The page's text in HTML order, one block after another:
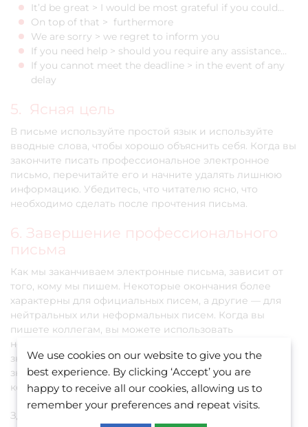
It’d be great > I would be most grateful if you could…
On top of that > furthermore
We are sorry > we regret to inform you
If you need help > should you require any assistance…
If you cannot meet the deadline > in the event of any
delay
5. Ясная цель
В письме используйте простой язык и используйте
вводные слова, чтобы хорошо объяснить себя. Когда вы
закончите писать профессиональное электронное
письмо, перечитайте его и начните удалять лишнюю
информацию. Убедитесь, что читателю ясно, что
необходимо сделать после прочтения письма.
6. Завершение профессионального
письма
Как мы заканчиваем электронные письма, зависит от
того, кому мы пишем. Некоторые окончания более
характерны для официальных писем, а другие — для
нейтральных или неформальных писем. Когда вы
пишете коллегам, вы можете использовать
нейтральные окончания, если вы хорошо с ними
знакомы. То же самое можно сказать о деловых
знакомых, поставщиках услуг или ассоциациях, с
которыми у вас сложились хорошие отношения.
Здесь несколько примеров:
We use cookies on our website to give you the
best experience. By clicking ‘Accept’ you are
happy to receive all our cookies, allowing us to
remember your preferences and repeat visits.